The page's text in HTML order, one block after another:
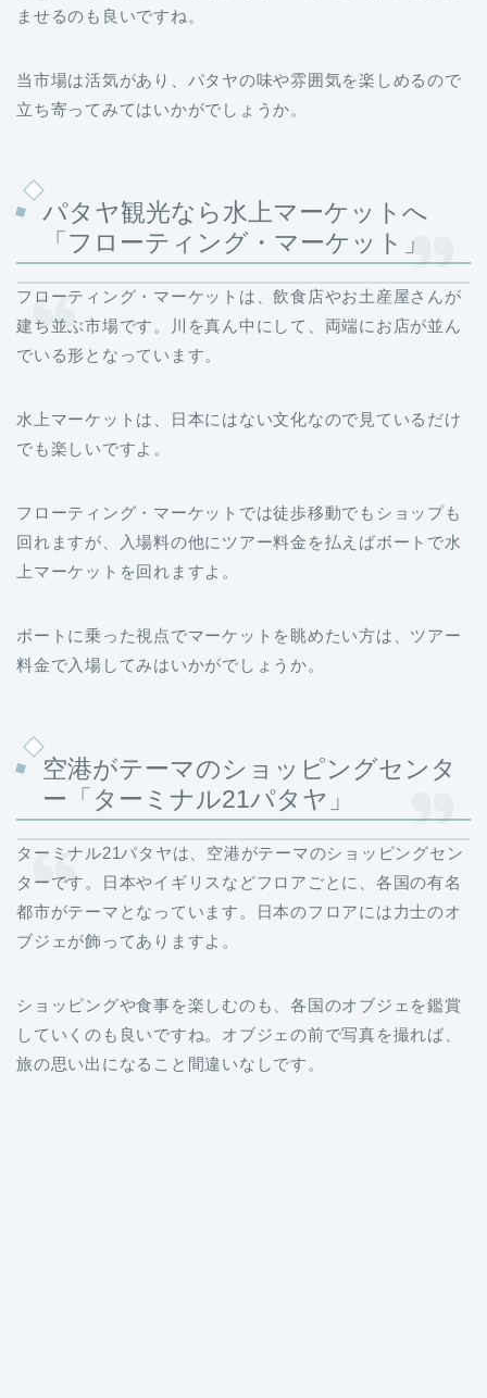
ませるのも良いですね。
当市場は活気があり、パタヤの味や雰囲気を楽しめるので
立ち寄ってみてはいかがでしょうか。
パタヤ観光なら水上マーケットへ
「フローティング・マーケット」
フローティング・マーケットは、飲食店やお土産屋さんが
建ち並ぶ市場です。川を真ん中にして、両端にお店が並ん
でいる形となっています。
水上マーケットは、日本にはない文化なので見ているだけ
でも楽しいですよ。
フローティング・マーケットでは徒歩移動でもショップも
回れますが、入場料の他にツアー料金を払えばボートで水
上マーケットを回れますよ。
ボートに乗った視点でマーケットを眺めたい方は、ツアー
料金で入場してみはいかがでしょうか。
空港がテーマのショッピングセンタ
ー「ターミナル21パタヤ」
ターミナル21パタヤは、空港がテーマのショッピングセン
ターです。日本やイギリスなどフロアごとに、各国の有名
都市がテーマとなっています。日本のフロアには力士のオ
ブジェが飾ってありますよ。
ショッピングや食事を楽しむのも、各国のオブジェを鑑賞
していくのも良いですね。オブジェの前で写真を撮れば、
旅の思い出になること間違いなしです。